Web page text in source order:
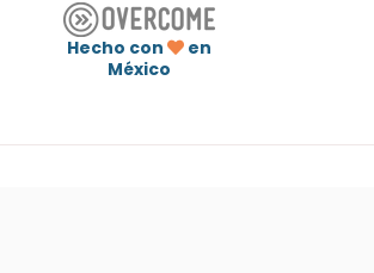
Hecho con
en
México